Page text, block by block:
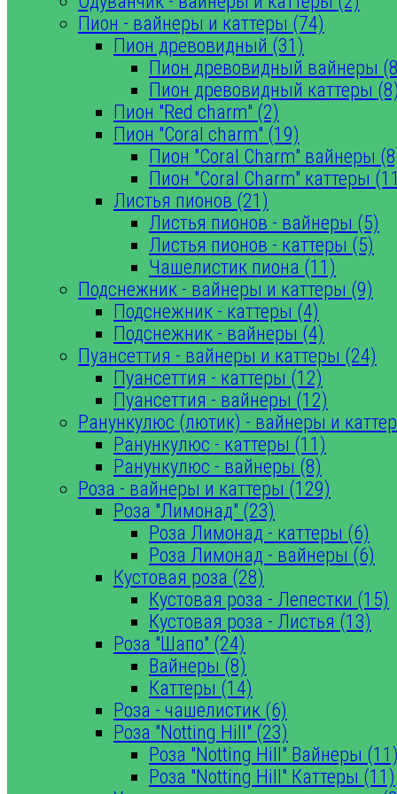
Пион - вайнеры и каттеры (74)
Пион древовидный (31)
Пион древовидный вайнеры
Пион древовидный каттеры (8)
Пион "Red charm" (2)
Пион "Coral charm" (19)
Пион "Coral Charm" вайнеры
Пион "Coral Charm" каттеры
Листья пионов (21)
Листья пионов - вайнеры (5)
Листья пионов - каттеры (5)
Чашелистик пиона (11)
Подснежник - вайнеры и каттеры (9)
Подснежник - каттеры (4)
Подснежник - вайнеры (4)
Пуансеттия - вайнеры и каттеры (24)
Пуансеттия - каттеры (12)
Пуансеттия - вайнеры (12)
Ранункулюс (лютик) - вайнеры и
Ранункулюс - каттеры (11)
Ранункулюс - вайнеры (8)
Роза - вайнеры и каттеры (129)
Роза "Лимонад" (23)
Роза Лимонад - каттеры (6)
Роза Лимонад - вайнеры (6)
Кустовая роза (28)
Кустовая роза - Лепестки (15)
Кустовая роза - Листья (13)
Роза "Шапо" (24)
Вайнеры (8)
Каттеры (14)
Роза - чашелистик (6)
Роза "Notting Hill" (23)
Роза "Notting Hill" Вайнеры (11)
Роза "Notting Hill" Каттеры (11)